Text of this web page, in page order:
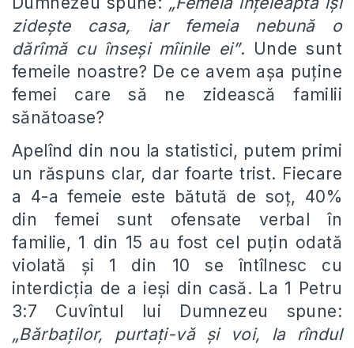
zidește casa, iar femeia nebună o
dărîmă cu înseși mîinile ei”. Unde sunt
femeile noastre? De ce avem așa puține
femei care să ne zidească familii
sănătoase?
Apelînd din nou la statistici, putem primi
un răspuns clar, dar foarte trist. Fiecare
a 4-a femeie este bătută de soț, 40%
din femei sunt ofensate verbal în
familie, 1 din 15 au fost cel puțin odată
violată și 1 din 10 se întîlnesc cu
interdicția de a ieși din casă. La 1 Petru
3:7 Cuvîntul lui Dumnezeu spune:
„Bărbaților, purtați-vă și voi, la rîndul